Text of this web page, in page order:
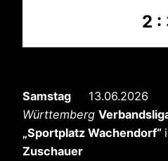
2 :
Samstag 13.06.2026
Württemberg
„Sportplatz Wachendorf“
Zuschauer